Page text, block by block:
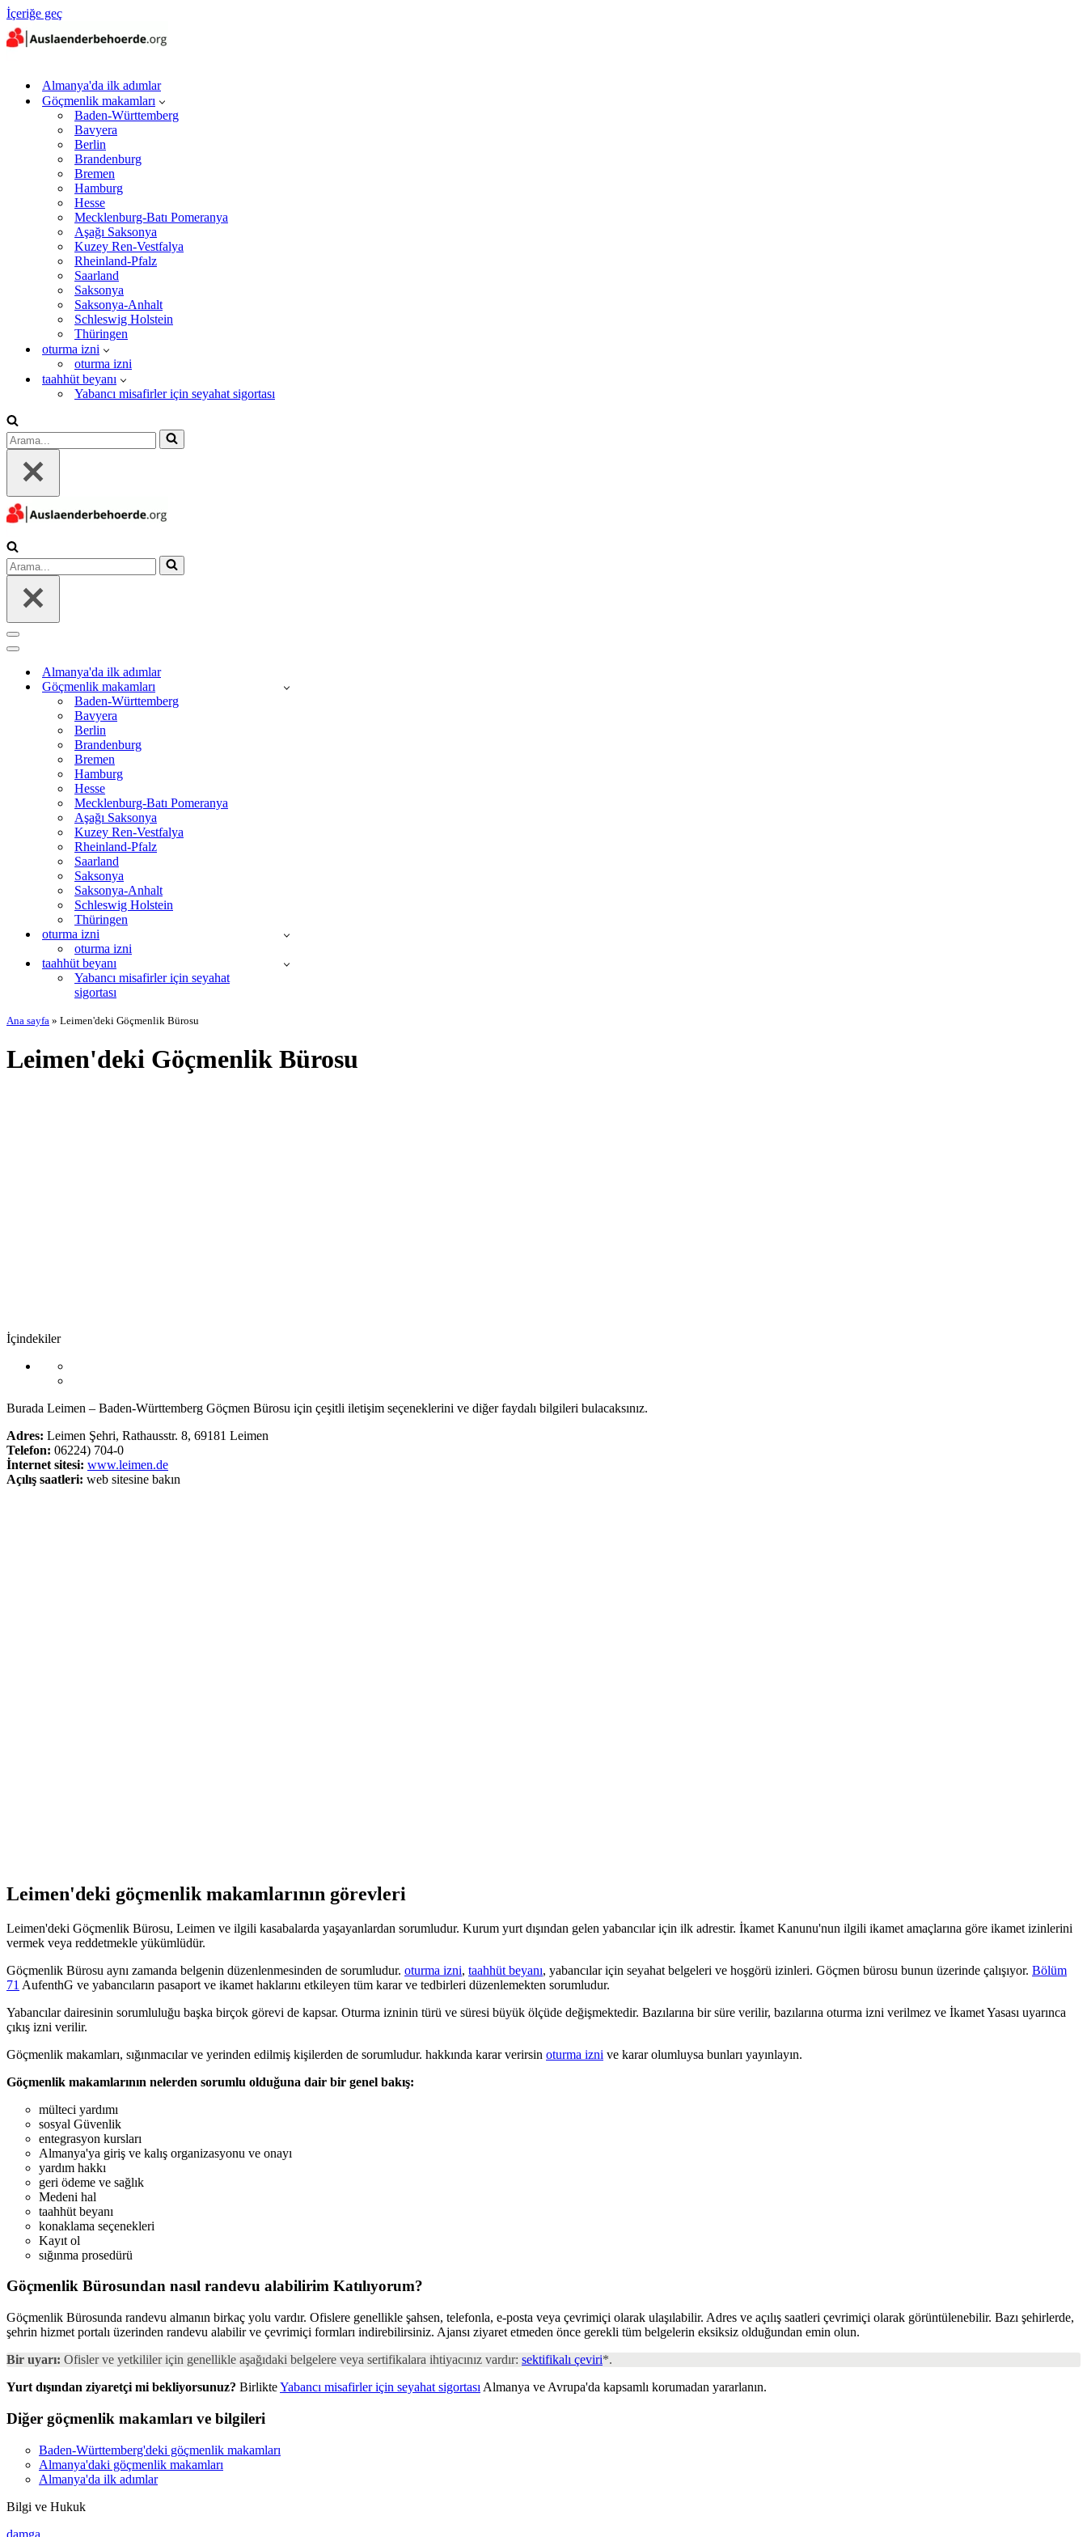
İçeriğe geç
Almanya'da ilk adımlar
Göçmenlik makamları
Baden-Württemberg
Bavyera
Berlin
Brandenburg
Bremen
Hamburg
Hesse
Mecklenburg-Batı Pomeranya
Aşağı Saksonya
Kuzey Ren-Vestfalya
Rheinland-Pfalz
Saarland
Saksonya
Saksonya-Anhalt
Schleswig Holstein
Thüringen
oturma izni
oturma izni
taahhüt beyanı
Yabancı misafirler için seyahat sigortası
Arama...
Arama...
Dolaşım
menüsü
Dolaşım
menüsüAlmanya'da ilk adımlar
Göçmenlik makamları
Baden-Württemberg
Bavyera
Berlin
Brandenburg
Bremen
Hamburg
Hesse
Mecklenburg-Batı Pomeranya
Aşağı Saksonya
Kuzey Ren-Vestfalya
Rheinland-Pfalz
Saarland
Saksonya
Saksonya-Anhalt
Schleswig Holstein
Thüringen
oturma izni
oturma izni
taahhüt beyanı
Yabancı misafirler için seyahat
sigortası
Ana sayfa » Leimen'deki Göçmenlik Bürosu
Leimen'deki Göçmenlik Bürosu
İçindekiler
Burada Leimen – Baden-Württemberg Göçmen Bürosu için çeşitli iletişim seçeneklerini ve diğer faydalı bilgileri bulacaksınız.
Adres: Leimen Şehri, Rathausstr. 8, 69181 Leimen
Telefon: 06224) 704-0
İnternet sitesi: www.leimen.de
Açılış saatleri: web sitesine bakın
Leimen'deki göçmenlik makamlarının görevleri
Leimen'deki Göçmenlik Bürosu, Leimen ve ilgili kasabalarda yaşayanlardan sorumludur. Kurum yurt dışından gelen yabancılar için ilk adrestir. İkamet Kanunu'nun ilgili ikamet amaçlarına göre ikamet izinlerini
vermek veya reddetmekle yükümlüdür.
Göçmenlik Bürosu aynı zamanda belgenin düzenlenmesinden de sorumludur. oturma izni, taahhüt beyanı, yabancılar için seyahat belgeleri ve hoşgörü izinleri. Göçmen bürosu bunun üzerinde çalışıyor. Bölüm
71 AufenthG ve yabancıların pasaport ve ikamet haklarını etkileyen tüm karar ve tedbirleri düzenlemekten sorumludur.
Yabancılar dairesinin sorumluluğu başka birçok görevi de kapsar. Oturma izninin türü ve süresi büyük ölçüde değişmektedir. Bazılarına bir süre verilir, bazılarına oturma izni verilmez ve İkamet Yasası uyarınca
çıkış izni verilir.
Göçmenlik makamları, sığınmacılar ve yerinden edilmiş kişilerden de sorumludur. hakkında karar verirsin oturma izni ve karar olumluysa bunları yayınlayın.
Göçmenlik makamlarının nelerden sorumlu olduğuna dair bir genel bakış:
mülteci yardımı
sosyal Güvenlik
entegrasyon kursları
Almanya'ya giriş ve kalış organizasyonu ve onayı
yardım hakkı
geri ödeme ve sağlık
Medeni hal
taahhüt beyanı
konaklama seçenekleri
Kayıt ol
sığınma prosedürü
Göçmenlik Bürosundan nasıl randevu alabilirim Katılıyorum?
Göçmenlik Bürosunda randevu almanın birkaç yolu vardır. Ofislere genellikle şahsen, telefonla, e-posta veya çevrimiçi olarak ulaşılabilir. Adres ve açılış saatleri çevrimiçi olarak görüntülenebilir. Bazı şehirlerde,
şehrin hizmet portalı üzerinden randevu alabilir ve çevrimiçi formları indirebilirsiniz. Ajansı ziyaret etmeden önce gerekli tüm belgelerin eksiksiz olduğundan emin olun.
Bir uyarı: Ofisler ve yetkililer için genellikle aşağıdaki belgelere veya sertifikalara ihtiyacınız vardır: sektifikalı çeviri*.
Yurt dışından ziyaretçi mi bekliyorsunuz? BirlikteYabancı misafirler için seyahat sigortası Almanya ve Avrupa'da kapsamlı korumadan yararlanın.
Diğer göçmenlik makamları ve bilgileri
Baden-Württemberg'deki göçmenlik makamları
Almanya'daki göçmenlik makamları
Almanya'da ilk adımlar
Bilgi ve Hukuk
damga